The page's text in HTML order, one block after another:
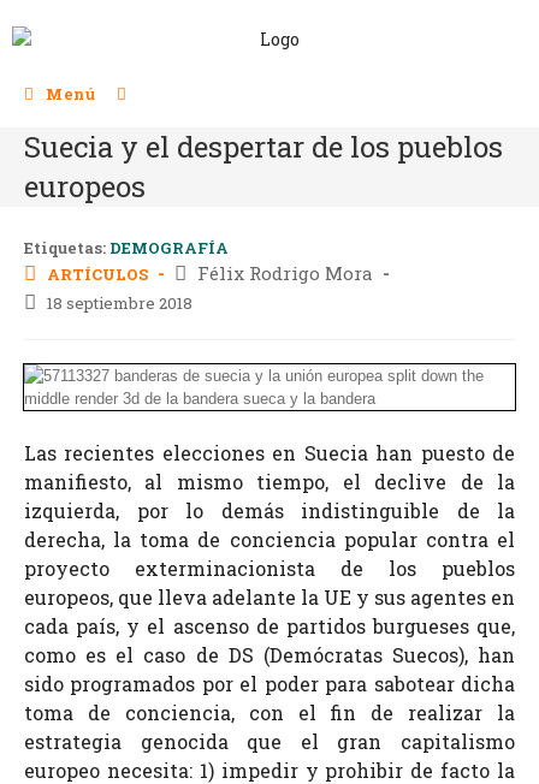
Menú
Suecia y el despertar de los pueblos
europeos
Etiquetas: DEMOGRAFÍA
ARTÍCULOS
Félix Rodrigo Mora
18 septiembre 2018
Las recientes elecciones en Suecia han puesto de
manifiesto, al mismo tiempo, el declive de la
izquierda, por lo demás indistinguible de la
derecha, la toma de conciencia popular contra el
proyecto exterminacionista de los pueblos
europeos, que lleva adelante la UE y sus agentes en
cada país, y el ascenso de partidos burgueses que,
como es el caso de DS (Demócratas Suecos), han
sido programados por el poder para sabotear dicha
toma de conciencia, con el fin de realizar la
estrategia genocida que el gran capitalismo
europeo necesita: 1) impedir y prohibir de facto la